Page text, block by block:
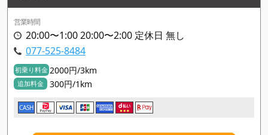
営業時間
20:00〜1:00 20:00〜2:00 定休日 無し
077-525-8484
初乗り料金 2000円/3km
追加料金 300円/1km
CASH